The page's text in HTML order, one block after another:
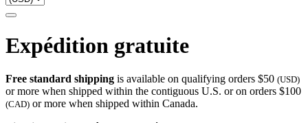
Expédition gratuite
Free standard shipping is available on qualifying orders $50 (USD)
or more when shipped within the contiguous U.S. or on orders $100
(CAD) or more when shipped within Canada.